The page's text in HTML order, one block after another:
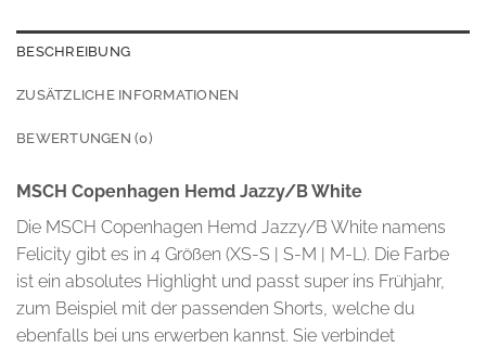
BESCHREIBUNG
ZUSÄTZLICHE INFORMATIONEN
BEWERTUNGEN (0)
MSCH Copenhagen Hemd Jazzy/B White
Die MSCH Copenhagen Hemd Jazzy/B White namens
Felicity gibt es in 4 Größen (XS-S | S-M | M-L). Die Farbe
ist ein absolutes Highlight und passt super ins Frühjahr,
zum Beispiel mit der passenden Shorts, welche du
ebenfalls bei uns erwerben kannst. Sie verbindet